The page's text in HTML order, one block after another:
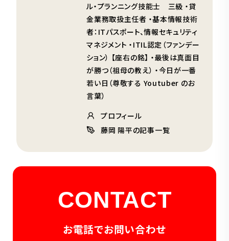
ル・プランニング技能士 三級 ・貸
金業務取扱主任者 ・基本情報技術
者：ITパスポート、情報セキュリティ
マネジメント ・ITIL認定（ファンデー
ション） 【座右の銘】 ・最後は真面目
が勝つ（祖母の教え） ・今日が一番
若い日（尊敬する Youtuber のお
言葉）
プロフィール
藤岡 陽平の記事一覧
CONTACT
お電話でお問い合わせ